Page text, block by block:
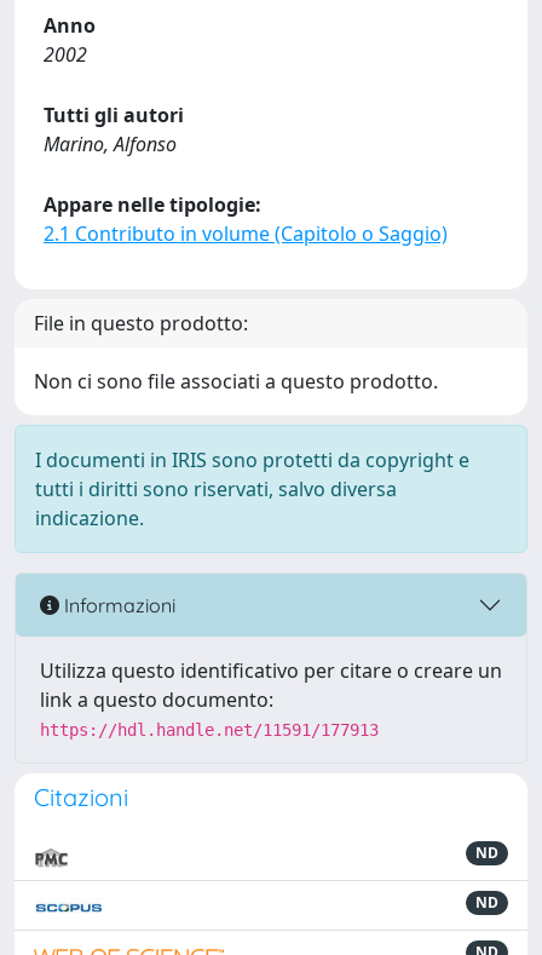
Anno
2002
Tutti gli autori
Marino, Alfonso
Appare nelle tipologie:
2.1 Contributo in volume (Capitolo o Saggio)
File in questo prodotto:
Non ci sono file associati a questo prodotto.
I documenti in IRIS sono protetti da copyright e
tutti i diritti sono riservati, salvo diversa
indicazione.
Informazioni
Utilizza questo identificativo per citare o creare un
link a questo documento:
https://hdl.handle.net/11591/177913
Citazioni
ND
ND